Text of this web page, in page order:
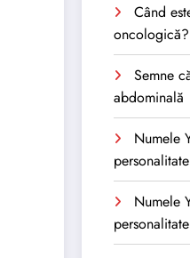
Când
oncologică?
Semne
abdominală
Numele
personalitate
Numele
personalitate